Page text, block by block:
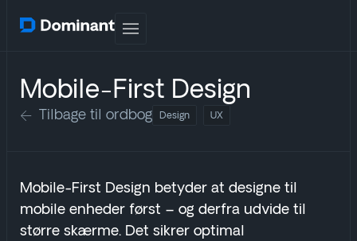
Mobile-First Design
Tilbage til ordbog Design UX
Mobile-First Design betyder at designe til
mobile enheder først – og derfra udvide til
større skærme. Det sikrer optimal